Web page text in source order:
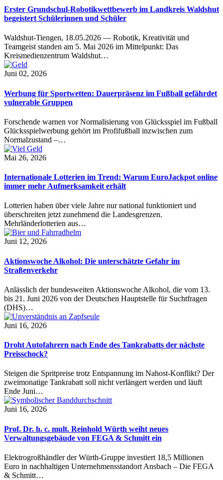
Erster Grundschul-Robotikwettbewerb im Landkreis Waldshut
begeistert Schülerinnen und Schüler
Waldshut-Tiengen, 18.05.2026 — Robotik, Kreativität und
Teamgeist standen am 5. Mai 2026 im Mittelpunkt: Das
Kreismedienzentrum Waldshut…
Juni 02, 2026
Werbung für Sportwetten: Dauerpräsenz im Fußball gefährdet
vulnerable Gruppen
Forschende warnen vor Normalisierung von Glücksspiel im Fußball
Glücksspielwerbung gehört im Profifußball inzwischen zum
Normalzustand –…
Mai 26, 2026
Internationale Lotterien im Trend: Warum EuroJackpot online
immer mehr Aufmerksamkeit erhält
Lotterien haben über viele Jahre nur national funktioniert und
überschreiten jetzt zunehmend die Landesgrenzen.
Mehrländerlotterien aus…
Juni 12, 2026
Aktionswoche Alkohol: Die unterschätzte Gefahr im
Straßenverkehr
Anlässlich der bundesweiten Aktionswoche Alkohol, die vom 13.
bis 21. Juni 2026 von der Deutschen Hauptstelle für Suchtfragen
(DHS)…
Juni 16, 2026
Droht Autofahrern nach Ende des Tankrabatts der nächste
Preisschock?
Steigen die Spritpreise trotz Entspannung im Nahost-Konflikt? Der
zweimonatige Tankrabatt soll nicht verlängert werden und läuft
Ende Juni…
Juni 16, 2026
Prof. Dr. h. c. mult. Reinhold Würth weiht neues
Verwaltungsgebäude von FEGA & Schmitt ein
Elektrogroßhändler der Würth-Gruppe investiert 18,5 Millionen
Euro in nachhaltigen Unternehmensstandort Ansbach – Die FEGA
& Schmitt…